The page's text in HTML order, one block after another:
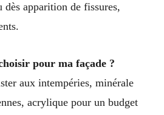
dès apparition de fissures,
pour ma façade ?
aux intempéries, minérale
acrylique pour un budget